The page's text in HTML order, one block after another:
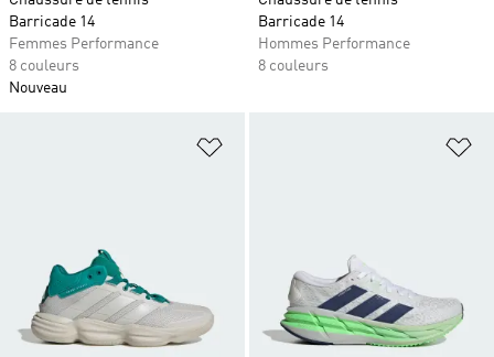
Barricade 14
Femmes Performance
8 couleurs
Nouveau
Barricade 14
Hommes Performance
8 couleurs
Ajouter à la Liste de produits